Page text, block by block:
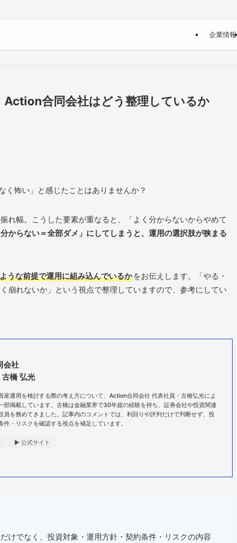
企業情報
合同会社はどう整理しているか
く怖い」と感じたことはありませんか？
れ幅。こうした要素が重なると、「よく分からないからやめて
分からない＝全部ダメ」にしてしまうと、運用の選択肢が狭まる
うな前提で運用に組み込んでいるか をお伝えします。「やる・
崩れないか」という視点で整理していますので、参考にしてい
会社
橋 弘光
産運用を検討する際の考え方について、Action合同会社 代表社員・古橋弘光によ
部掲載しています。古橋は金融業界で30年超の経験を持ち、証券会社や投資関連
員を務めてきました。記事内のコメントでは、利回りや評判だけで判断せず、投
件・リスクを確認する視点を補足しています。
▶ 公式サイト
けでなく、投資対象・運用方針・契約条件・リスクの内容